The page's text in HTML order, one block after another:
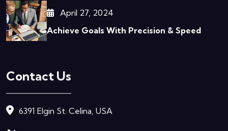
April 27, 2024
Achieve Goals With Precision & Speed
Contact Us
6391 Elgin St. Celina, USA